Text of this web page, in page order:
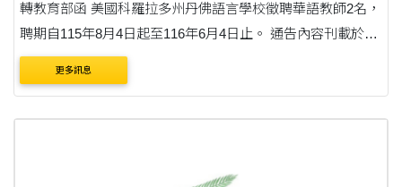
轉教育部函 美國科羅拉多州丹佛語言學校徵聘華語教師2名，
聘期自115年8月4日起至116年6月4日止。 通告內容刊載於臺
灣華語教育資源中心(網址：
https://lmit.edu.tw/sc/world_detail_edu/1334)。 收件截止日：
更多訊息